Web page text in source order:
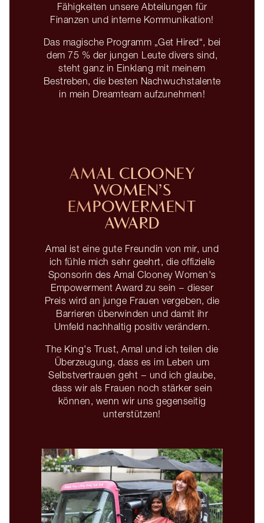
Fähigkeiten unsere Abteilungen für
Finanzen und interne Kommunikation!
Das magische Programm „Get Hired“, bei
dem 75 % der jungen Leute divers sind,
steht ganz in Einklang mit meinem
Bestreben, die besten Nachwuchstalente
in mein Dreamteam aufzunehmen!
AMAL CLOONEY
WOMEN’S
EMPOWERMENT
AWARD
Amal ist eine gute Freundin von mir, und
ich fühle mich sehr geehrt, die offizielle
Sponsorin des Amal Clooney Women's
Empowerment Award zu sein − dieser
Preis wird an junge Frauen vergeben, die
Barrieren überwinden und damit ihr
Umfeld nachhaltig positiv verändern.
The King's Trust, Amal und ich teilen die
Überzeugung, dass es im Leben um
Selbstvertrauen geht − und ich glaube,
dass wir als Frauen noch stärker sein
können, wenn wir uns gegenseitig
unterstützen!